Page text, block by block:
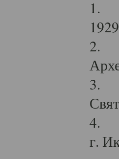
1.
2.
3.
4.
г.